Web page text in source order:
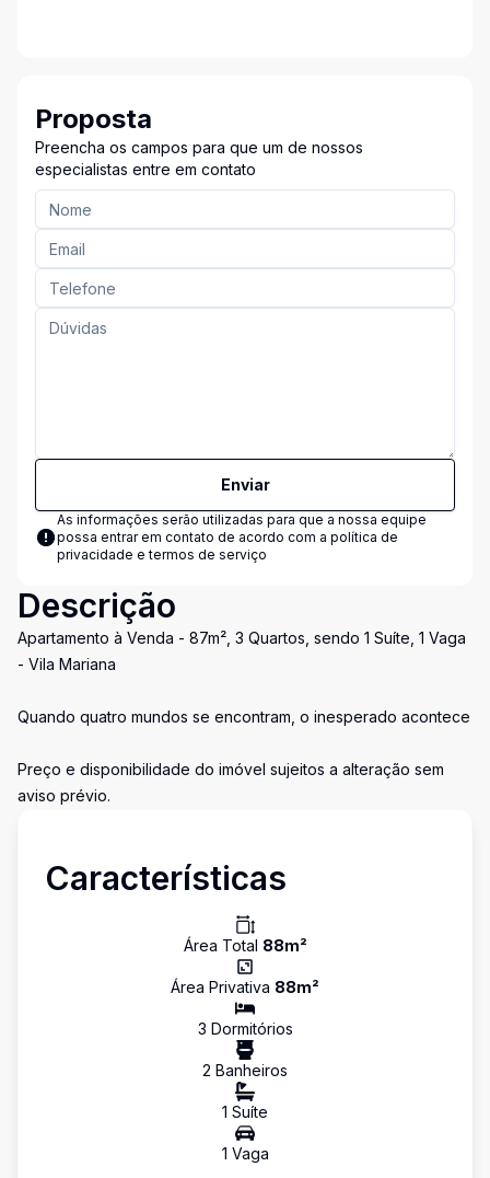
Proposta
Preencha os campos para que um de nossos
especialistas entre em contato
Enviar
As informações serão utilizadas para que a nossa equipe
possa entrar em contato de acordo com a política de
privacidade e termos de serviço
Descrição
Apartamento à Venda - 87m², 3 Quartos, sendo 1 Suíte, 1 Vaga
- Vila Mariana
Quando quatro mundos se encontram, o inesperado acontece
Preço e disponibilidade do imóvel sujeitos a alteração sem
aviso prévio.
Características
Área Total 88m²
Área Privativa 88m²
3 Dormitórios
2 Banheiros
1 Suíte
1 Vaga